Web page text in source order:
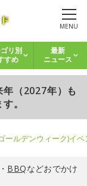
MENU
リ別
すめ
最新
ニュース
（2027年）も
。
ールデンウィーク)イ
・ BBQなどおでかけ